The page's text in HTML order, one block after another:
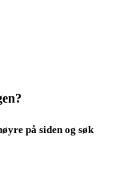
på siden og søk